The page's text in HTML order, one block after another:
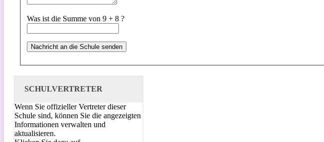
Was ist die Summe von 9 + 8 ?
SCHULVERTRETER
Wenn Sie offizieller Vertreter dieser
Schule sind, können Sie die angezeigten
Informationen verwalten und
aktualisieren.